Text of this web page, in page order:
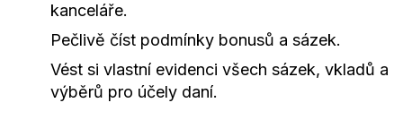
kanceláře.
Pečlivě číst podmínky bonusů a sázek.
Vést si vlastní evidenci všech sázek, vkladů a
výběrů pro účely daní.